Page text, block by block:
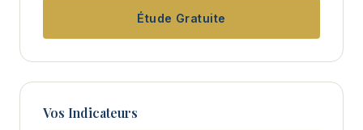
Étude Gratuite
Vos Indicateurs